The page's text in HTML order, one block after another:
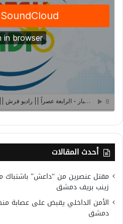
أحدث المقالات
مقتل عنصرين من “داعش” باشتباك
زينب بريف دمشق
الأمن الداخلي يقبض على عصابة
دمشق